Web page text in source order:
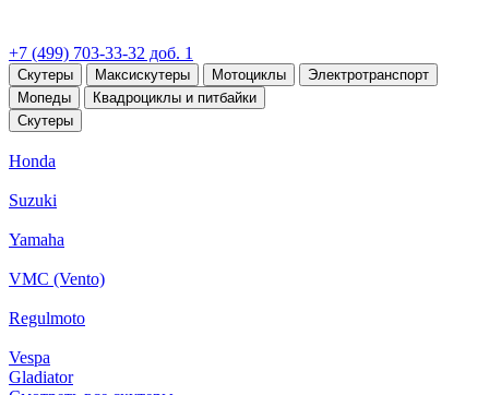
+7 (499) 703-33-32 доб. 1
Скутеры Максискутеры Мотоциклы
Электротранспорт
Мопеды
Квадроциклы и питбайки
Скутеры
Honda
Suzuki
Yamaha
VMC (Vento)
Regulmoto
Vespa
Gladiator